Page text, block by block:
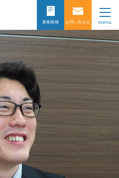
募集職種 お問い合わせ menu